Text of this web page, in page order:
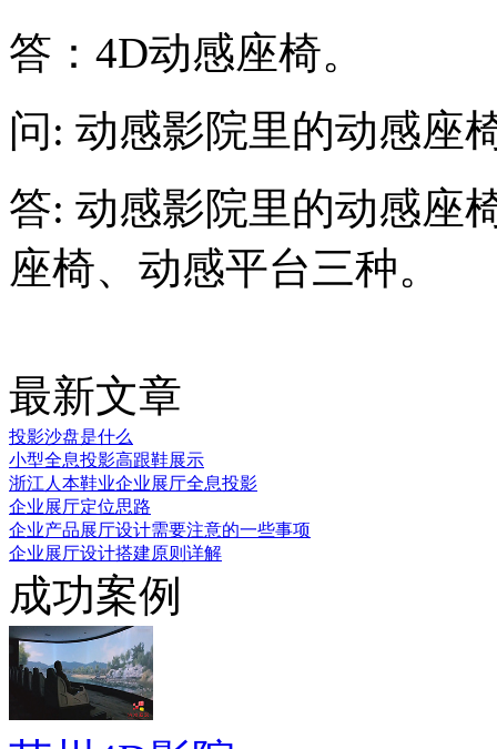
答：4D动感座椅。
问: 动感影院里的动感座
答: 动感影院里的动感座
座椅、动感平台三种。
最新文章
投影沙盘是什么
小型全息投影高跟鞋展示
浙江人本鞋业企业展厅全息投影
企业展厅定位思路
企业产品展厅设计需要注意的一些事项
企业展厅设计搭建原则详解
成功案例